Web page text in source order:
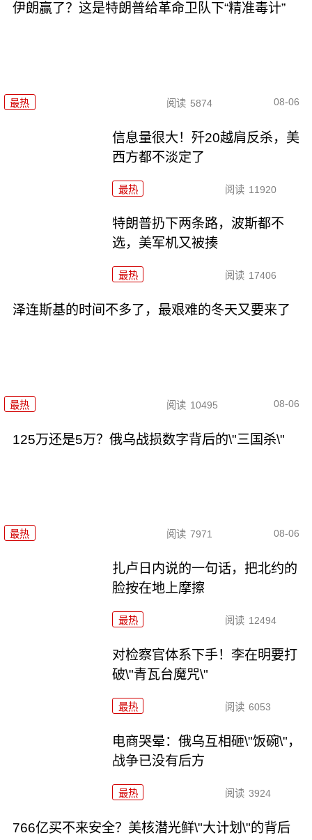
伊朗赢了？这是特朗普给革命卫队下“精准毒计”
最热 阅读 5874 08-06
信息量很大！歼20越肩反杀，美
西方都不淡定了
最热 阅读 11920
特朗普扔下两条路，波斯都不
选，美军机又被揍
最热 阅读 17406
泽连斯基的时间不多了，最艰难的冬天又要来了
最热 阅读 10495 08-06
125万还是5万？俄乌战损数字背后的\"三国杀\"
最热 阅读 7971 08-06
扎卢日内说的一句话，把北约的
脸按在地上摩擦
最热 阅读 12494
对检察官体系下手！李在明要打
破\"青瓦台魔咒\"
最热 阅读 6053
电商哭晕：俄乌互相砸\"饭碗\"，
战争已没有后方
最热 阅读 3924
766亿买不来安全？美核潜光鲜\"大计划\"的背后